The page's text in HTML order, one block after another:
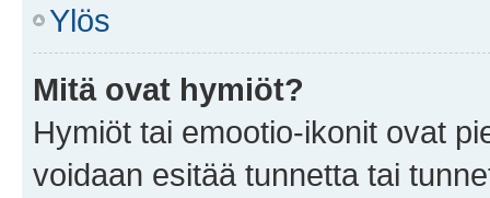
Ylös
Mitä ovat hymiöt?
Hymiöt tai emootio-ikonit ovat
voidaan esitää tunnetta tai